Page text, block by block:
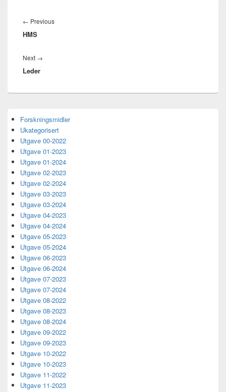
← PreviousPrevious
HMS
Next →
Leder
Sidebar
Widget
Area
Forskningsmidler
Ukategorisert
Utgave 00-2022
Utgave 01-2023
Utgave 01-2024
Utgave 02-2023
Utgave 02-2024
Utgave 03-2023
Utgave 03-2024
Utgave 04-2023
Utgave 04-2024
Utgave 05-2023
Utgave 05-2024
Utgave 06-2023
Utgave 06-2024
Utgave 07-2023
Utgave 07-2024
Utgave 08-2022
Utgave 08-2023
Utgave 08-2024
Utgave 09-2022
Utgave 09-2023
Utgave 10-2022
Utgave 10-2023
Utgave 11-2022
Utgave 11-2023